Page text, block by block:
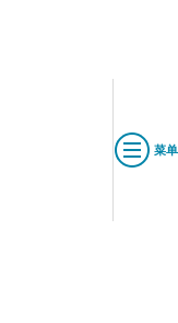
菜单